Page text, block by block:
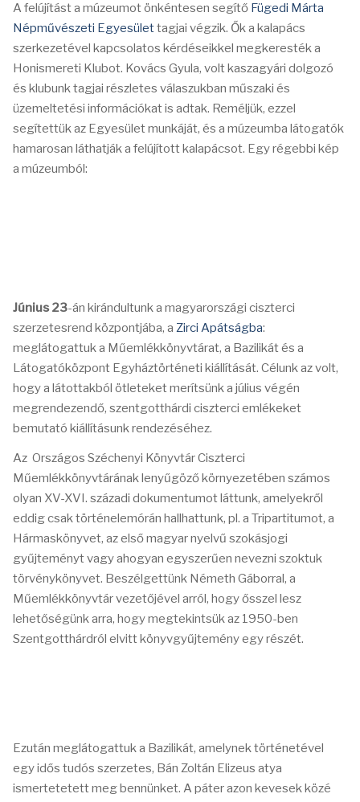
A felújítást a múzeumot önkéntesen segítő Fügedi Márta
Népművészeti Egyesülettagjai végzik. Ők a kalapács
szerkezetével kapcsolatos kérdéseikkel megkeresték a
Honismereti Klubot. Kovács Gyula, volt kaszagyári dolgozó
és klubunk tagjai részletes válaszukban műszaki és
üzemeltetési információkat is adtak. Reméljük, ezzel
segítettük az Egyesület munkáját, és a múzeumba látogatók
hamarosan láthatják a felújított kalapácsot. Egy régebbi kép
a múzeumból:
Június 23-án kirándultunk a magyarországi ciszterci
szerzetesrend központjába, a Zirci Apátságba:
meglátogattuk a Műemlékkönyvtárat, a Bazilikát és a
Látogatóközpont Egyháztörténeti kiállítását. Célunk az volt,
hogy a látottakból ötleteket merítsünk a július végén
megrendezendő, szentgotthárdi ciszterci emlékeket
bemutató kiállításunk rendezéséhez.
Az Országos Széchenyi Könyvtár Ciszterci
Műemlékkönyvtárának lenyűgöző környezetében számos
olyan XV-XVI. századi dokumentumot láttunk, amelyekről
eddig csak történelemórán hallhattunk, pl. a Tripartitumot, a
Hármaskönyvet, az első magyar nyelvű szokásjogi
gyűjteményt vagy ahogyan egyszerűen nevezni szoktuk
törvénykönyvet. Beszélgettünk Németh Gáborral, a
Műemlékkönyvtár vezetőjével arról, hogy ősszel lesz
lehetőségünk arra, hogy megtekintsük az 1950-ben
Szentgotthárdról elvitt könyvgyűjtemény egy részét.
Ezután meglátogattuk a Bazilikát, amelynek történetével
egy idős tudós szerzetes, Bán Zoltán Elizeus atya
ismertetetett meg bennünket. A páter azon kevesek közé